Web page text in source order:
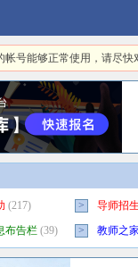
号能够正常使用，请尽
(217) > 导师招生
布告栏(39) > 教师之家